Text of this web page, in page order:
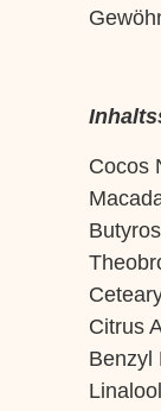
Cocos
Citrus
Benzyl